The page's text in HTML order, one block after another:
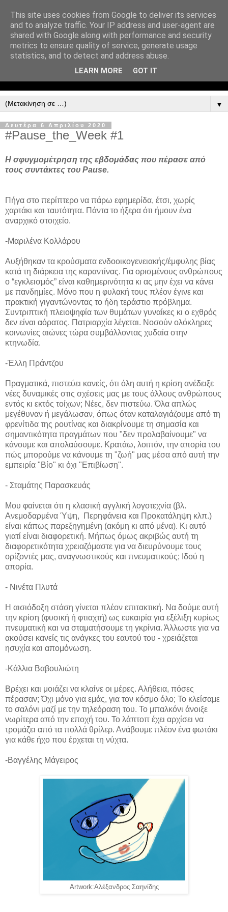
▼
Δευτέρα 6 Απριλίου 2020
#Pause_the_Week #1
H σφυγμομέτρηση της εβδομάδας που πέρασε από
τους συντάκτες του Pause.
Πήγα στο περίπτερο να πάρω εφημερίδα, έτσι, χωρίς
χαρτάκι και ταυτότητα. Πάντα το ήξερα ότι ήμουν ένα
αναρχικό στοιχείο.
-Μαριλένα Κολλάρου
Αυξήθηκαν τα κρούσματα ενδοοικογενειακής/έμφυλης βίας
κατά τη διάρκεια της καραντίνας. Για ορισμένους ανθρώπους
ο “εγκλεισμός” είναι καθημερινότητα κι ας μην έχει να κάνει
με πανδημίες. Μόνο που η φυλακή τους πλέον έγινε και
πρακτική γιγαντώνοντας το ήδη τεράστιο πρόβλημα.
Συντριπτική πλειοψηφία των θυμάτων γυναίκες κι ο εχθρός
δεν είναι αόρατος. Πατριαρχία λέγεται. Νοσούν ολόκληρες
κοινωνίες αιώνες τώρα συμβάλλοντας χυδαία στην
κτηνωδία.
-Έλλη Πράντζου
Πραγματικά, πιστεύει κανείς, ότι όλη αυτή η κρίση ανέδειξε
νέες δυναμικές στις σχέσεις μας με τους άλλους ανθρώπους
εντός κι εκτός τοίχων; Νέες, δεν πιστεύω. Όλα απλώς
μεγέθυναν ή μεγάλωσαν, όπως όταν καταλαγιάζουμε από τη
φρενίτιδα της ρουτίνας και διακρίνουμε τη σημασία και
σημαντικότητα πραγμάτων που "δεν προλαβαίνουμε" να
κάνουμε και απολαύσουμε. Κρατάω, λοιπόν, την απορία του
πώς μπορούμε να κάνουμε τη "ζωή" μας μέσα από αυτή την
εμπειρία "Βίο" κι όχι "Επιβίωση".
- Σταμάτης Παρασκευάς
Μου φαίνεται ότι η κλασική αγγλική λογοτεχνία (βλ.
Ανεμοδαρμένα Ύψη, Περηφάνεια και Προκατάληψη κλπ.)
είναι κάπως παρεξηγημένη (ακόμη κι από μένα). Κι αυτό
γιατί είναι διαφορετική. Μήπως όμως ακριβώς αυτή τη
διαφορετικότητα χρειαζόμαστε για να διευρύνουμε τους
ορίζοντές μας, αναγνωστικούς και πνευματικούς; Ιδού η
απορία.
- Νινέτα Πλυτά
Η αισιόδοξη στάση γίνεται πλέον επιτακτική. Να δούμε αυτή
την κρίση (φυσική ή φτιαχτή) ως ευκαιρία για εξέλιξη κυρίως
πνευματική και να σταματήσουμε τη γκρίνια. Άλλωστε για να
ακούσει κανείς τις ανάγκες του εαυτού του - χρειάζεται
ησυχία και απομόνωση.
-Κάλλια Βαβουλιώτη
Βρέχει και μοιάζει να κλαίνε οι μέρες. Αλήθεια, πόσες
πέρασαν; Όχι μόνο για εμάς, για τον κόσμο όλο; Το κλείσαμε
το σαλόνι μαζί με την τηλεόραση του. Το μπαλκόνι άνοιξε
νωρίτερα από την εποχή του. Το λάπτοπ έχει αρχίσει να
τρομάζει από τα πολλά θρίλερ. Ανάβουμε πλέον ένα φωτάκι
για κάθε ήχο που έρχεται τη νύχτα.
-Βαγγέλης Μάγειρος
Artwork:Αλέξανδρος Σαηνίδης
This site uses cookies from Google to deliver its services
and to analyze traffic. Your IP address and user-agent are
shared with Google along with performance and security
metrics to ensure quality of service, generate usage
statistics, and to detect and address abuse.
LEARN MORE GOT IT